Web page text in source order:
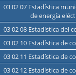
03 02 07 Estadística municipal y comarcal del consumo de gas natural y
de energía
03 02 08 Estadística
03 02 10 Estadística de
03 02 11 Estadística de
03 02 12 Estadística de